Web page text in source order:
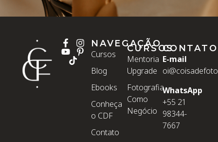
NAVEGAÇÃO
Cursos
Blog
Ebooks
Conheça
o CDF
Contato
CURSOS
Mentoria
Upgrade
Fotografia
Como
Negócio
CONTATO
E-mail
WhatsApp
+55 21
98344-
7667